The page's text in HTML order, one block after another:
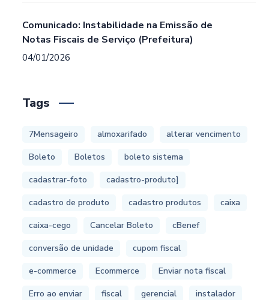
Comunicado: Instabilidade na Emissão de
Notas Fiscais de Serviço (Prefeitura)
04/01/2026
Tags
7Mensageiro almoxarifado
alterar vencimento
Boleto
Boletos
boleto sistema
cadastrar-foto
cadastro-produto]
cadastro de produto
cadastro produtos
caixa
caixa-cego
Cancelar Boleto
cBenef
conversão de unidade
cupom fiscal
e-commerce
Ecommerce
Enviar nota fiscal
Erro ao enviar
fiscal gerencial
instalador